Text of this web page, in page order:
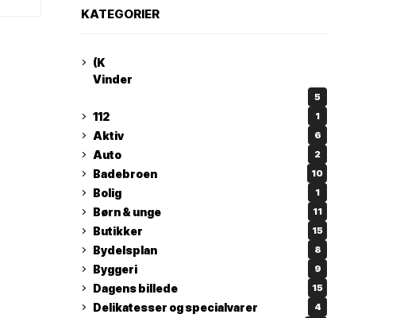
kunstnerpar repræsenteres
KATEGORIER
(K
Vinder
5
112 1
Aktiv 6
Auto 2
Badebroen 10
Bolig 1
Børn & unge 11
Butikker 15
Bydelsplan 8
Byggeri 9
Dagens billede 15
Delikatesser og specialvarer 4